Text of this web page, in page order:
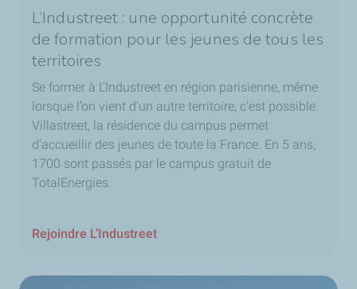
L’Industreet : une opportunité concrète
de formation pour les jeunes de tous les
territoires
Se former à L’Industreet en région parisienne, même
lorsque l’on vient d’un autre territoire, c’est possible.
Villastreet, la résidence du campus permet
d’accueillir des jeunes de toute la France. En 5 ans,
1700 sont passés par le campus gratuit de
TotalEnergies.
Rejoindre L’Industreet